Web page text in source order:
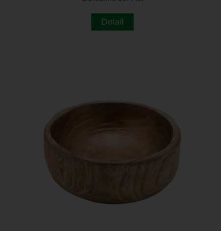
Detail